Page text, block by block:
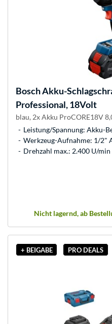
BoschAkku-
Professional, 18Volt
blau, 2x Akku ProCORE18V
Leistung/Spannung: Akku-
Werkzeug-Aufnahme: 1/2"
Drehzahl max.: 2.400 U/min
Nicht lagernd, ab
+ BEIGABE PRO DEALS